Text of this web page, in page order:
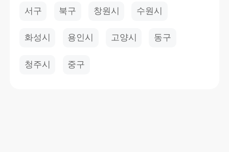
서구 북구 창원시 수원시
화성시 용인시 고양시 동구
청주시 중구